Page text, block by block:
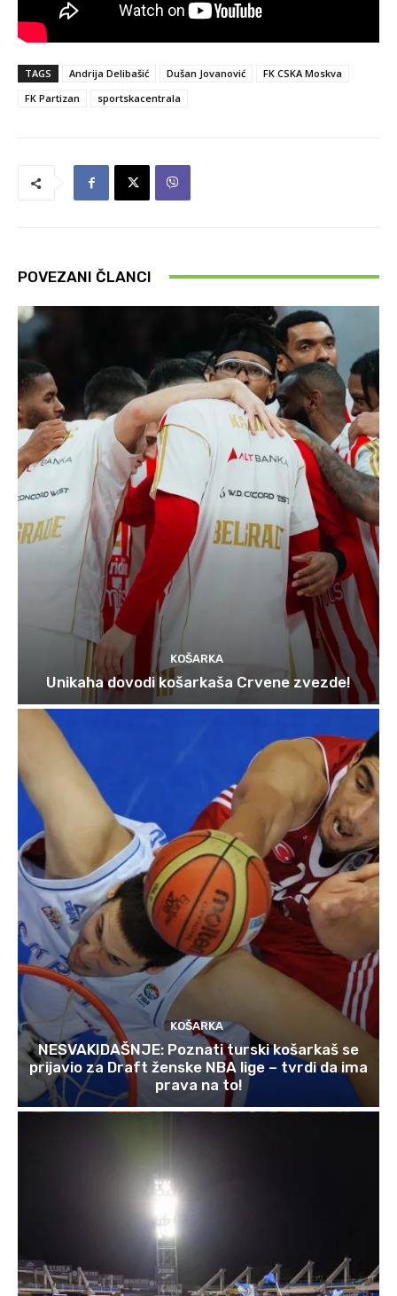
TAGS Andrija Delibašić Dušan Jovanović
FK CSKA Moskva
FK Partizan
sportskacentrala
POVEZANI ČLANCI
KOŠARKA
Unikaha dovodi košarkaša Crvene zvezde!
KOŠARKA
NESVAKIDAŠNJE: Poznati turski košarkaš se
prijavio za Draft ženske NBA lige – tvrdi da ima
prava na to!